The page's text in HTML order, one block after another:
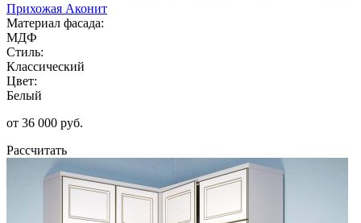
Прихожая Аконит
Материал фасада:
МДФ
Стиль:
Классический
Цвет:
Белый
от 36 000 руб.
Рассчитать